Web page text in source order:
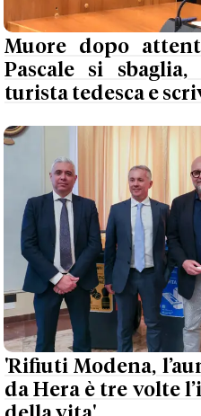
Muore dopo
Pascale si
turista tedesca e
'Rifiuti Modena,
da Hera è tre volte